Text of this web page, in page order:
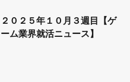
２０２５年１０月３週目【ゲ
ーム業界就活ニュース】